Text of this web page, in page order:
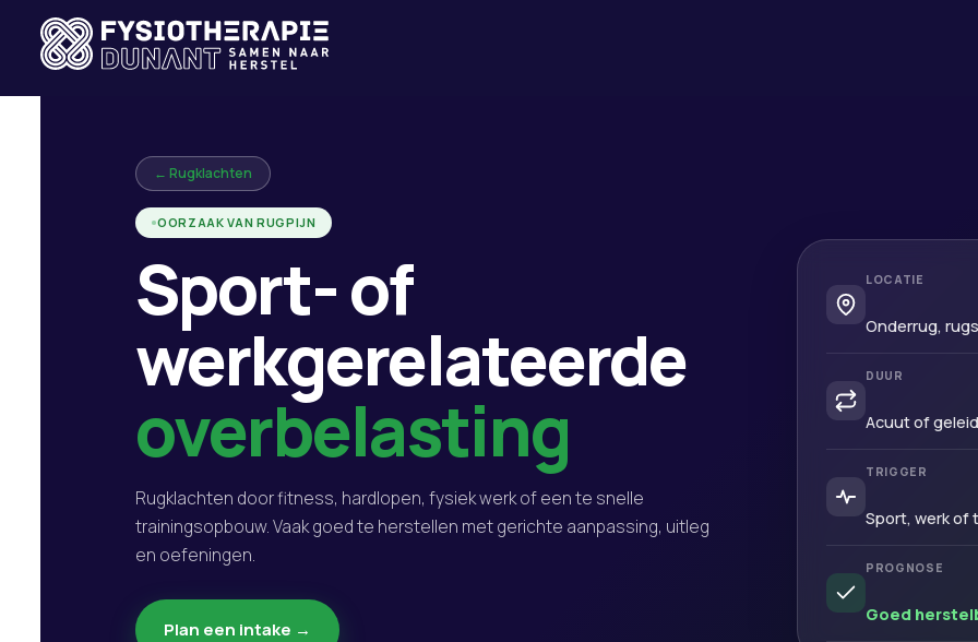
← Rugklachten
OORZAAK VAN RUGPIJN
Sport- of
werkgerelateerde
overbelasting
Rugklachten door fitness, hardlopen, fysiek werk of een te snelle
trainingsopbouw. Vaak goed te herstellen met gerichte aanpassing, uitleg
en oefeningen.
Plan een intake →
LOCATIE
Onderrug,
DUUR
Acuut of
TRIGGER
Sport, werk of
PROGNOSE
Goed